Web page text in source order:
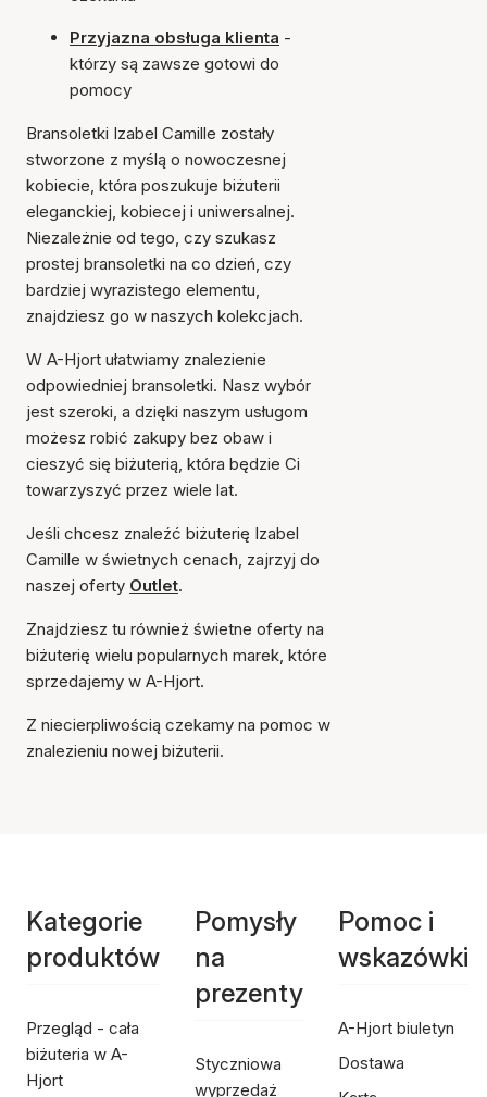
Przyjazna obsługa klienta -
którzy są zawsze gotowi do
pomocy
Bransoletki Izabel Camille zostały
stworzone z myślą o nowoczesnej
kobiecie, która poszukuje biżuterii
eleganckiej, kobiecej i uniwersalnej.
Niezależnie od tego, czy szukasz
prostej bransoletki na co dzień, czy
bardziej wyrazistego elementu,
znajdziesz go w naszych kolekcjach.
W A-Hjort ułatwiamy znalezienie
odpowiedniej bransoletki. Nasz wybór
jest szeroki, a dzięki naszym usługom
możesz robić zakupy bez obaw i
cieszyć się biżuterią, która będzie Ci
towarzyszyć przez wiele lat.
Jeśli chcesz znaleźć biżuterię Izabel
Camille w świetnych cenach, zajrzyj do
naszej oferty Outlet.
Znajdziesz tu również świetne oferty na
biżuterię wielu popularnych marek, które
sprzedajemy w A-Hjort.
Z niecierpliwością czekamy na pomoc w
znalezieniu nowej biżuterii.
Kategorie
produktów
Przegląd - cała
biżuteria w A-
Hjort
Pomysły
na
prezenty
Styczniowa
wyprzedaż
Pomoc i
wskazówki
A-Hjort biuletyn
Dostawa